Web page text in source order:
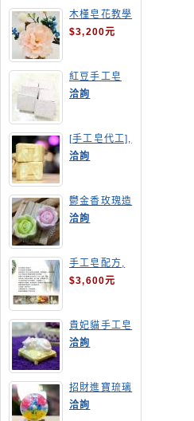
木槿皂花教學
$3,200元
紅豆手工皂
洽詢
[手工皂代工],
羊奶皂
洽詢
鬱金香玫瑰造
型手工皂
洽詢
手工皂配方,
手工皂教學
$3,600元
貴妃貓手工皂
洽詢
招財進寶琉璃
手工皂
洽詢